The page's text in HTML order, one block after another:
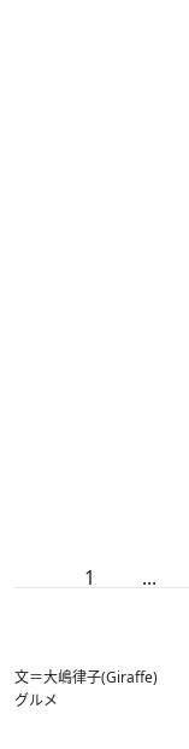
1 ...
文＝大嶋律子(Giraffe)
グルメ